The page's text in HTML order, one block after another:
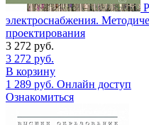
электроснабжения.
проектирования
3 272 руб.
3 272 руб.
В корзину
1 289 руб. Онлайн доступ
Ознакомиться